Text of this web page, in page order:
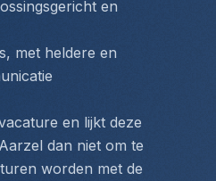
en
met heldere en
en lijkt deze
dan niet om te
worden met de